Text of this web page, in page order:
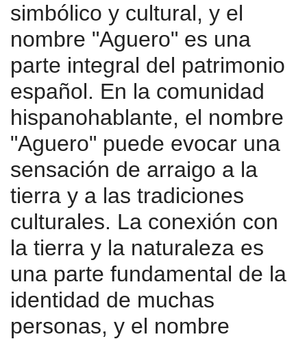
simbólico y cultural, y el
nombre "Aguero" es una
parte integral del patrimonio
español. En la comunidad
hispanohablante, el nombre
"Aguero" puede evocar una
sensación de arraigo a la
tierra y a las tradiciones
culturales. La conexión con
la tierra y la naturaleza es
una parte fundamental de la
identidad de muchas
personas, y el nombre